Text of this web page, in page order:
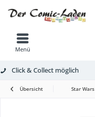
Menü
Click & Collect möglich
Übersicht Star Wars